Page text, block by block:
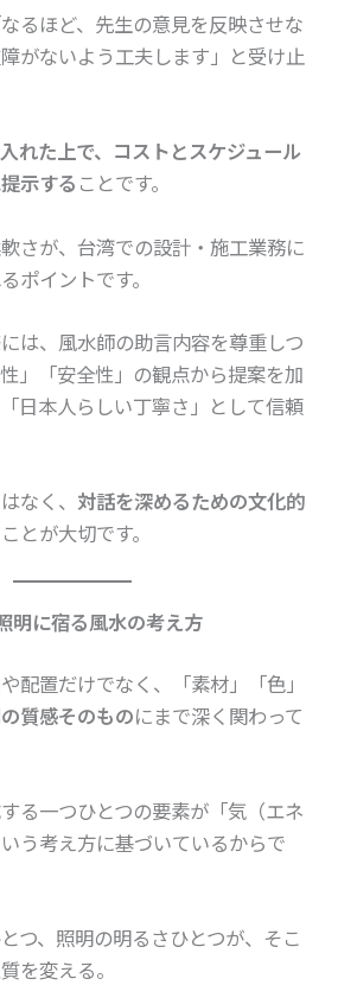
るほど、先生の意見を反映させな
がないよう工夫します」と受け止
れた上で、コストとスケジュール
示する ことです。
さが、台湾での設計・施工業務に
ポイントです。
は、風水師の助言内容を尊重しつ
」「安全性」の観点から提案を加
日本人らしい丁寧さ」として信頼
なく、 対話を深めるための文化的
とが大切です。
に宿る風水の考え方
配置だけでなく、「素材」「色」
質感そのものにまで深く関わって
る一つひとつの要素が「気（エネ
う考え方に基づいているからで
つ、照明の明るさひとつが、そこ
を変える。